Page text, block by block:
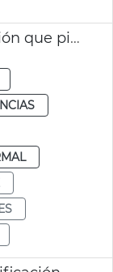
Pleno València aprueba moción que pide mejoras en Renfe y Metrovalència